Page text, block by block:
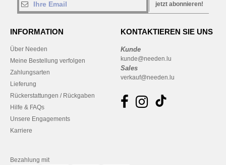
jetzt abonnieren!
INFORMATION
Über Needen
Meine Bestellung verfolgen
Zahlungsarten
Lieferung
Rückerstattungen / Rückgaben
Hilfe & FAQs
Unsere Engagements
Karriere
KONTAKTIEREN SIE UNS
Kunde
kunde@needen.lu
Sales
verkauf@needen.lu
Bezahlung mit